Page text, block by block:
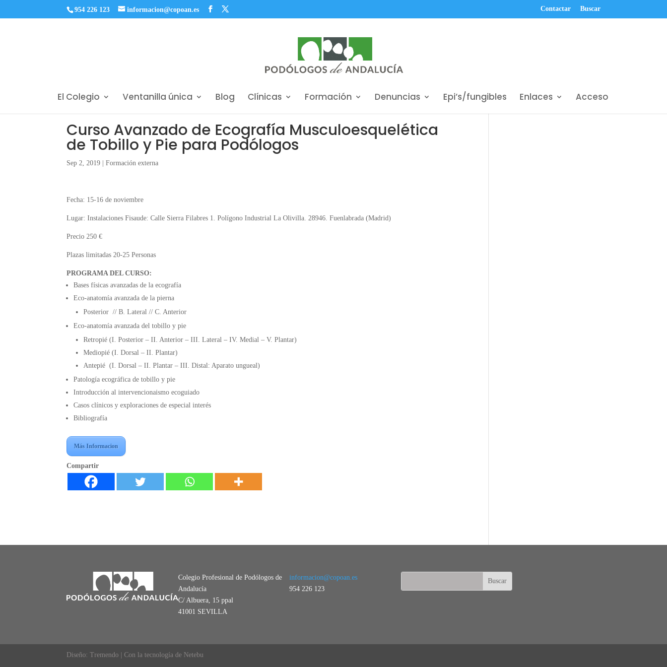
954 226 123 informacion@copoan.es Contactar Buscar
El Colegio Ventanilla única Blog Clínicas Formación Denuncias Epi’s/fungibles Enlaces Acceso
Curso Avanzado de Ecografía Musculoesquelética
de Tobillo y Pie para Podólogos
Sep 2, 2019 |Formación externa
Fecha: 15-16 de noviembre
Lugar: Instalaciones Fisaude: Calle Sierra Filabres 1. Polígono Industrial La Olivilla. 28946. Fuenlabrada (Madrid)
Precio 250 €
Plazas limitadas 20-25 Personas
PROGRAMA DEL CURSO:
Bases físicas avanzadas de la ecografía
Eco-anatomía avanzada de la pierna
Posterior // B. Lateral // C. Anterior
Eco-anatomía avanzada del tobillo y pie
Retropié (I. Posterior – II. Anterior – III. Lateral – IV. Medial – V. Plantar)
Mediopié (I. Dorsal – II. Plantar)
Antepié (I. Dorsal – II. Plantar – III. Distal: Aparato ungueal)
Patología ecográfica de tobillo y pie
Introducción al intervencionaismo ecoguiado
Casos clínicos y exploraciones de especial interés
Bibliografía
Más Informacion
Compartir
Colegio Profesional de Podólogos de
Andalucía
C/ Albuera, 15 ppal
41001 SEVILLA
informacion@copoan.es
954 226 123
Diseño: Tremendo | Con la tecnología de Netebu